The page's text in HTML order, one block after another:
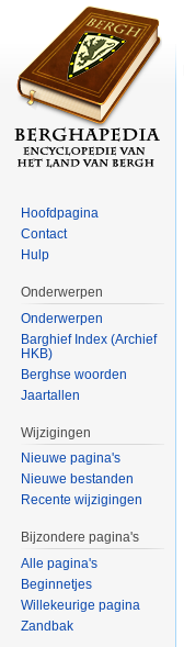
Hoofdpagina
Contact
Hulp
Onderwerpen
Onderwerpen
Barghief Index (Archief
HKB)
Berghse woorden
Jaartallen
Wijzigingen
Nieuwe pagina's
Nieuwe bestanden
Recente wijzigingen
Bijzondere pagina's
Alle pagina's
Beginnetjes
Willekeurige pagina
Zandbak